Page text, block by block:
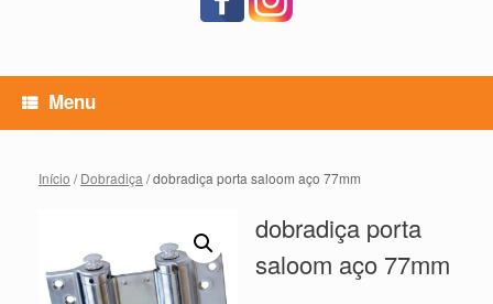
Menu
Início /Dobradiça / dobradiça porta saloom aço 77mm
dobradiça porta
saloom aço 77mm